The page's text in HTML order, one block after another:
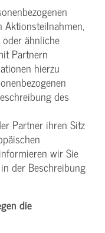
Aktionsteilnahmen,
ähnliche
Partnern
hierzu
des
Partner ihren Sitz
wir Sie
der Beschreibung
die